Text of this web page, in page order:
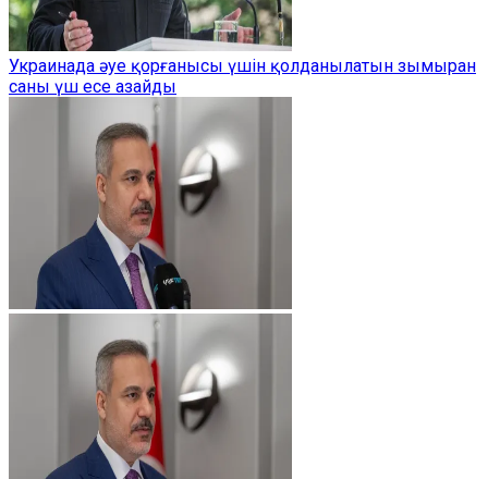
Украинада әуе қорғанысы үшін қолданылатын зымыран
саны үш есе азайды